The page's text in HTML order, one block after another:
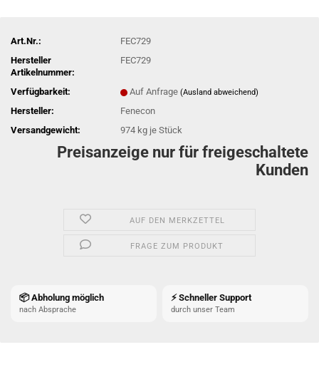
Art.Nr.:
FEC729
Hersteller
Artikelnummer:
FEC729
Verfügbarkeit: Auf Anfrage (Ausland abweichend)
Hersteller:
Fenecon
Versandgewicht:
974 kg je Stück
Preisanzeige nur für freigeschaltete
Kunden
AUF DEN MERKZETTEL
FRAGE ZUM PRODUKT
📦 Abholung möglich
nach Absprache
⚡ Schneller Support
durch unser Team